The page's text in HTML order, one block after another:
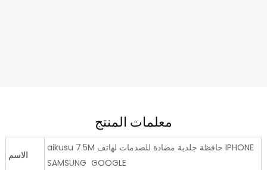
معلمات المنتج
الاسم
aikusu 7.5M حافظة جلدية مضادة للصدمات لهاتف IPHONE
SAMSUNG GOOGLE